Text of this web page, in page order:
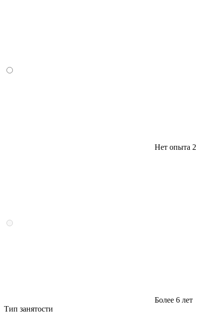
Нет опыта 2
Более 6 лет
Тип занятости